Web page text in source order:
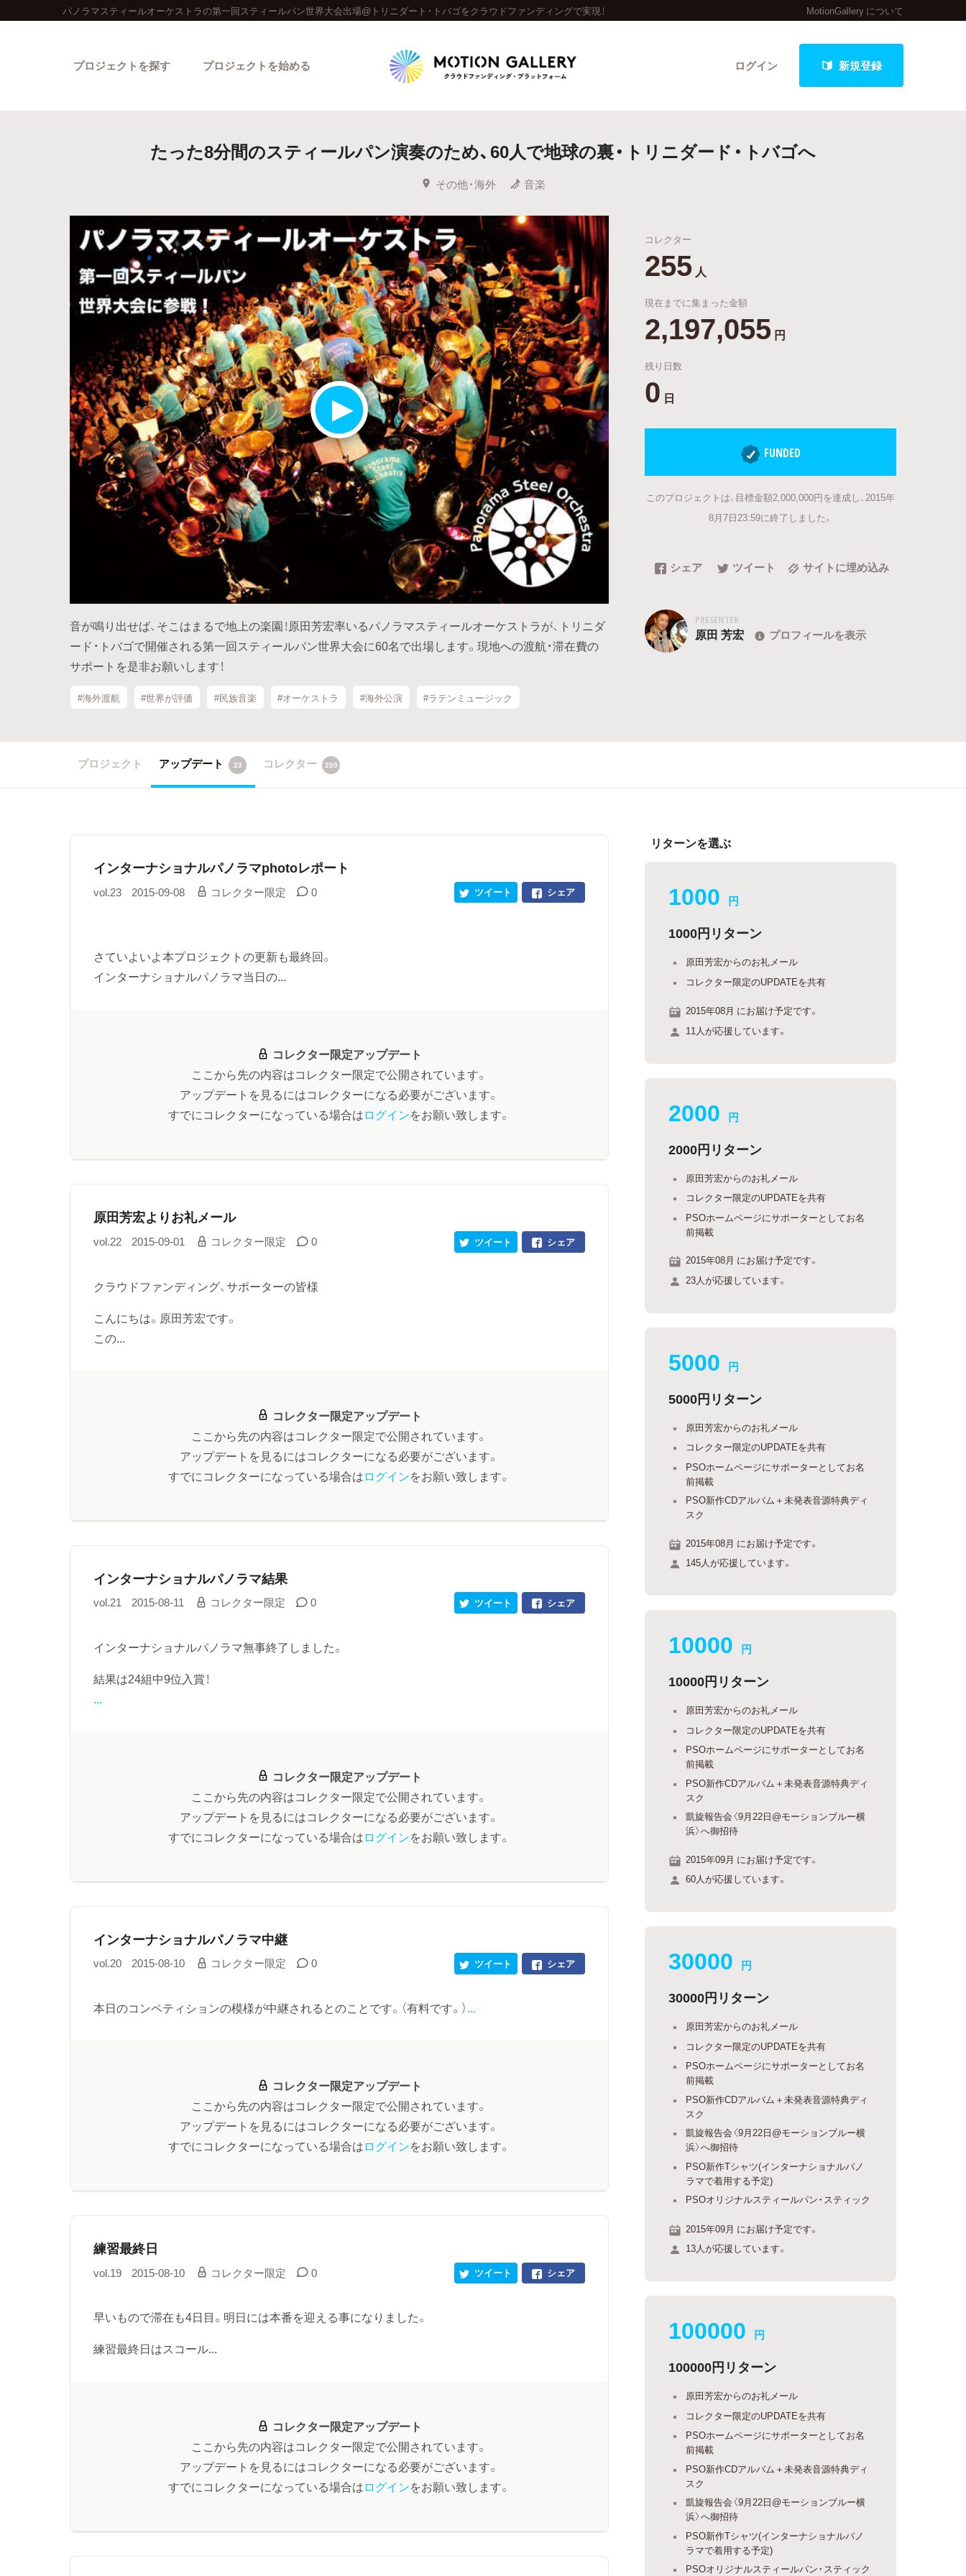
パノラマスティールオーケストラの第一回スティールパン世界大会出場@トリニダート・トバゴをクラウドファンディングで実現！ MotionGallery について
ログイン 新規登録
プロジェクトを探す
人気のプロジェクト 新着プロジェクト 終了間近のプロジェクト
Feature
カテゴリーから探す タグから探す キュレーターから探す 特集から探す 最新進捗報告から探す
Legendary
最新達成プロジェクト 調達額が大きいプロジェクト
プロジェクトを始める
たった8分間のスティールパン演奏のため、60人で地球の裏・トリニダード・トバゴへ
その他・海外 音楽
音が鳴り出せば、そこはまるで地上の楽園！原田芳宏率いるパノラマスティールオーケストラが、トリニダ
ード・トバゴで開催される第一回スティールパン世界大会に60名で出場します。現地への渡航・滞在費の
サポートを是非お願いします！
#海外渡航 #世界が評価 #民族音楽 #オーケストラ #海外公演 #ラテンミュージック
コレクター
255 人
現在までに集まった金額
2,197,055 円
残り日数
0 日
FUNDED
このプロジェクトは、目標金額2,000,000円を達成し、2015年
8月7日23:59に終了しました。
シェア ツイート サイトに埋め込み
PRESENTER
原田 芳宏 プロフィールを表示
プロジェクト アップデート 23 コレクター 255
インターナショナルパノラマphotoレポート
vol.23 2015-09-08 コレクター限定 0 シェア
ツイート
さていよいよ本プロジェクトの更新も最終回。
インターナショナルパノラマ当日の...
コレクター限定アップデート
ここから先の内容はコレクター限定で公開されています。
アップデートを見るにはコレクターになる必要がございます。
すでにコレクターになっている場合はログインをお願い致します。
原田芳宏よりお礼メール
vol.22 2015-09-01 コレクター限定 0 シェア
ツイート
クラウドファンディング、サポーターの皆様
こんにちは。原田芳宏です。
この...
コレクター限定アップデート
ここから先の内容はコレクター限定で公開されています。
アップデートを見るにはコレクターになる必要がございます。
すでにコレクターになっている場合はログインをお願い致します。
インターナショナルパノラマ結果
vol.21 2015-08-11 コレクター限定 0 シェア
ツイート
インターナショナルパノラマ無事終了しました。
結果は24組中9位入賞！
...
コレクター限定アップデート
ここから先の内容はコレクター限定で公開されています。
アップデートを見るにはコレクターになる必要がございます。
すでにコレクターになっている場合はログインをお願い致します。
インターナショナルパノラマ中継
vol.20 2015-08-10 コレクター限定 0 シェア
ツイート
本日のコンペティションの模様が中継されるとのことです。（有料です。）...
コレクター限定アップデート
ここから先の内容はコレクター限定で公開されています。
アップデートを見るにはコレクターになる必要がございます。
すでにコレクターになっている場合はログインをお願い致します。
練習最終日
vol.19 2015-08-10 コレクター限定 0 シェア
ツイート
早いもので滞在も4日目。明日には本番を迎える事になりました。
練習最終日はスコール...
コレクター限定アップデート
ここから先の内容はコレクター限定で公開されています。
アップデートを見るにはコレクターになる必要がございます。
すでにコレクターになっている場合はログインをお願い致します。
リターンを選ぶ
1000 円
1000円リターン
原田芳宏からのお礼メール
コレクター限定のUPDATEを共有
2015年08月 にお届け予定です。
11人が応援しています。
2000 円
2000円リターン
原田芳宏からのお礼メール
コレクター限定のUPDATEを共有
PSOホームページにサポーターとしてお名
前掲載
2015年08月 にお届け予定です。
23人が応援しています。
5000 円
5000円リターン
原田芳宏からのお礼メール
コレクター限定のUPDATEを共有
PSOホームページにサポーターとしてお名
前掲載
PSO新作CDアルバム＋未発表音源特典ディ
スク
2015年08月 にお届け予定です。
145人が応援しています。
10000 円
10000円リターン
原田芳宏からのお礼メール
コレクター限定のUPDATEを共有
PSOホームページにサポーターとしてお名
前掲載
PSO新作CDアルバム＋未発表音源特典ディ
スク
凱旋報告会〈9月22日@モーションブルー横
浜〉へ御招待
2015年09月 にお届け予定です。
60人が応援しています。
30000 円
30000円リターン
原田芳宏からのお礼メール
コレクター限定のUPDATEを共有
PSOホームページにサポーターとしてお名
前掲載
PSO新作CDアルバム＋未発表音源特典ディ
スク
凱旋報告会〈9月22日@モーションブルー横
浜〉へ御招待
PSO新作Tシャツ(インターナショナルパノ
ラマで着用する予定)
PSOオリジナルスティールパン・スティック
2015年09月 にお届け予定です。
13人が応援しています。
100000 円
100000円リターン
原田芳宏からのお礼メール
コレクター限定のUPDATEを共有
PSOホームページにサポーターとしてお名
前掲載
PSO新作CDアルバム＋未発表音源特典ディ
スク
凱旋報告会〈9月22日@モーションブルー横
浜〉へ御招待
PSO新作Tシャツ(インターナショナルパノ
ラマで着用する予定)
PSOオリジナルスティールパン・スティック